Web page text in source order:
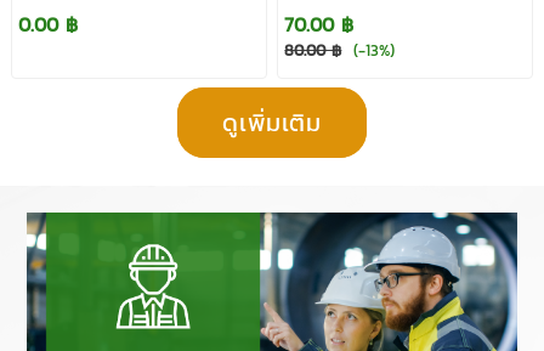
0.00 ฿ 70.00 ฿
80.00 ฿ (-13%)
ดูเพิ่มเติม